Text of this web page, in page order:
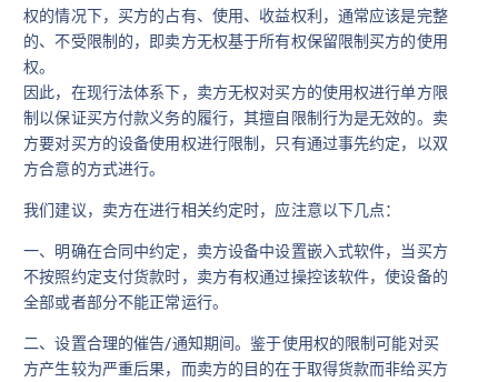
权的情况下，买方的占有、使用、收益权利，通常应该是完整
的、不受限制的，即卖方无权基于所有权保留限制买方的使用
权。
因此，在现行法体系下，卖方无权对买方的使用权进行单方限
制以保证买方付款义务的履行，其擅自限制行为是无效的。卖
方要对买方的设备使用权进行限制，只有通过事先约定，以双
方合意的方式进行。
我们建议，卖方在进行相关约定时，应注意以下几点：
一、明确在合同中约定，卖方设备中设置嵌入式软件，当买方
不按照约定支付货款时，卖方有权通过操控该软件，使设备的
全部或者部分不能正常运行。
二、设置合理的催告/通知期间。鉴于使用权的限制可能对买
方产生较为严重后果，而卖方的目的在于取得货款而非给买方